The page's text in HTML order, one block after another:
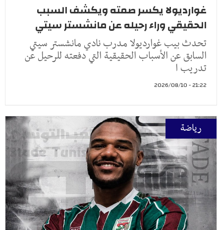
غوارديولا يكسر صمته ويكشف السبب
الحقيقي وراء رحيله عن مانشستر سيتي
تحدث بيب غوارديولا مدرب نادي مانشستر سيتي
السابق عن الأسباب الحقيقية التي دفعته للرحيل عن
تدريب ا
21:22 - 2026/08/10
رياضة